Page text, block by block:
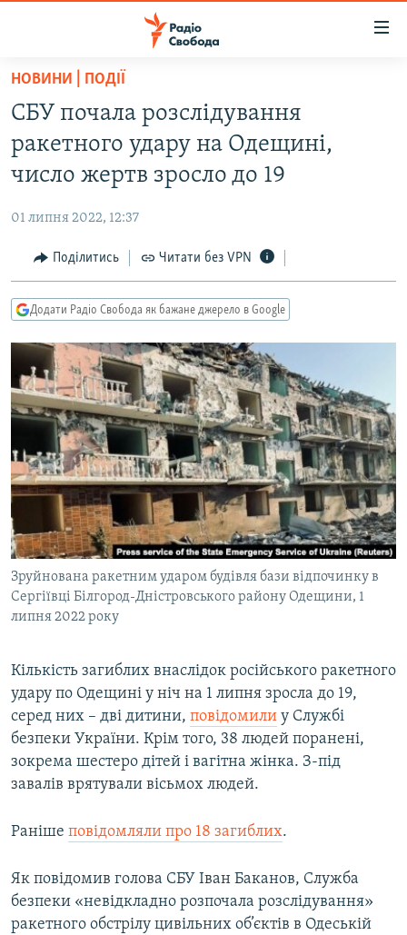
Перейти
основного
матеріалу
Перейти
основної
Перейти
до
пошуку
СТАТТІ
СУСПІЛЬСТВО
УКРАЇНА
СВІТ
РОСІЙСЬКА «ФІЛЬТРАЦІЯ»
ДОНБАС.РЕАЛІЇ
ТИ ЯК?
СХЕМИ
КИТАЙ.ВИКЛИКИ
МУЛЬТИМЕДІА
ФОТО
СПЕЦПРОЄКТИ
ПОДКАСТИ
КРИМ РЕАЛІЇ
РУС
КТАТ
Усі сайти RFE/RL
НОВИНИ | ПОДІЇ
СБУ почала розслідування
ракетного удару на Одещині,
число жертв зросло до 19
01 липня 2022, 12:37
Поділитись Читати без VPN
Додати Радіо Свобода як бажане джерело в Google
Зруйнована ракетним ударом будівля бази відпочинку в
Сергіївці Білгород-Дністровського району Одещини, 1
липня 2022 року
Кількість загиблих внаслідок російського ракетного
удару по Одещині у ніч на 1 липня зросла до 19,
серед них – дві дитини, повідомили у Службі
безпеки України. Крім того, 38 людей поранені,
зокрема шестеро дітей і вагітна жінка. З-під
завалів врятували вісьмох людей.
Раніше повідомляли про 18 загиблих.
Як повідомив голова СБУ Іван Баканов, Служба
безпеки «невідкладно розпочала розслідування»
ракетного обстрілу цивільних об’єктів в Одеській